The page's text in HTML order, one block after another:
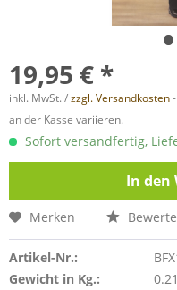
19,95 € *
inkl. MwSt. /zzgl. Versandkosten
an der Kasse variieren.
Sofort versandfertig,
In den
Merken
Artikel-Nr.:
Gewicht in Kg.:
0.21